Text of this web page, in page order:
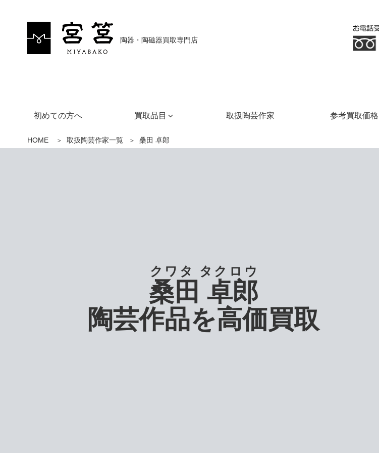
陶器・陶磁器買取専門店
初めての方へ 買取品目 取扱陶芸作家 参考買取価格
HOME 取扱陶芸作家一覧 桑田 卓郎
桑田 卓郎
クワタ タクロウ
陶芸作品を高価買取